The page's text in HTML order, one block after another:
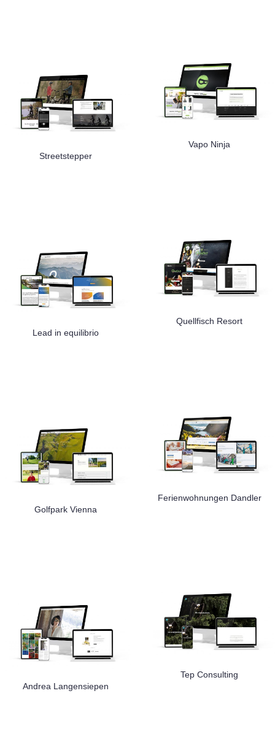
Vapo Ninja
Streetstepper
Quellfisch Resort
Lead in equilibrio
Ferienwohnungen Dandler
Golfpark Vienna
Tep Consulting
Andrea Langensiepen